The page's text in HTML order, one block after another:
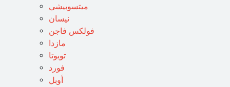
ميتسوبيشي
نيسان
فولكس فاجن
مازدا
تويوتا
فورد
أوبل